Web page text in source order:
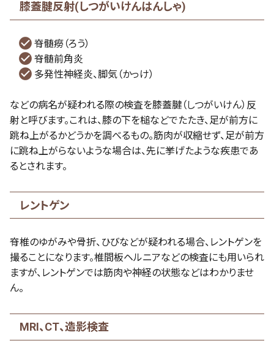
膝蓋腱反射(しつがいけんはんしゃ)
脊髄癆（ろう）
脊髄前角炎
多発性神経炎、脚気（かっけ）
などの病名が疑われる際の検査を膝蓋腱（しつがいけん）反
射と呼びます。これは、膝の下を槌などでたたき、足が前方に
跳ね上がるかどうかを調べるもの。筋肉が収縮せず、足が前方
に跳ね上がらないような場合は、先に挙げたような疾患であ
るとされます。
レントゲン
脊椎のゆがみや骨折、ひびなどが疑われる場合、レントゲンを
撮ることになります。椎間板ヘルニアなどの検査にも用いられ
ますが、レントゲンでは筋肉や神経の状態などはわかりませ
ん。
MRI、CT、造影検査